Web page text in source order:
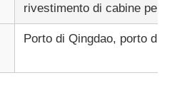
rivestimento di cabine per
Porto di Qingdao, porto di